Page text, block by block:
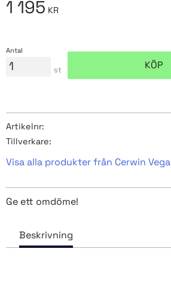
1 195 KR
Antal
st KÖP
Artikelnr
Tillverkare
Visa alla produkter från Cerwin Vega
Ge ett omdöme!